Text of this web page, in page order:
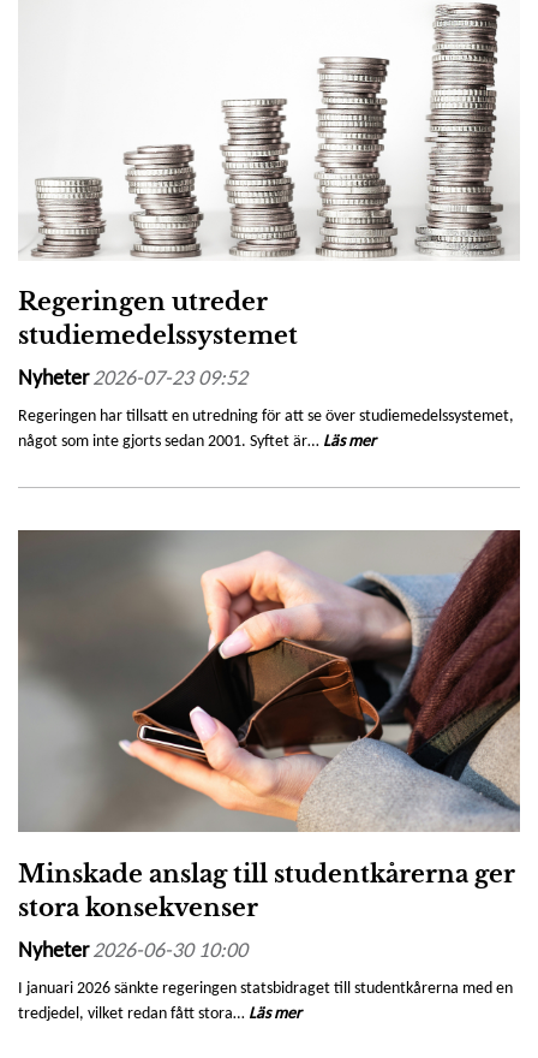
Regeringen utreder
studiemedelssystemet
Nyheter2026-07-23 09:52
Regeringen har tillsatt en utredning för att se över studiemedelssystemet,
något som inte gjorts sedan 2001. Syftet är… Läs mer
Minskade anslag till studentkårerna ger
stora konsekvenser
Nyheter2026-06-30 10:00
I januari 2026 sänkte regeringen statsbidraget till studentkårerna med en
tredjedel, vilket redan fått stora… Läs mer